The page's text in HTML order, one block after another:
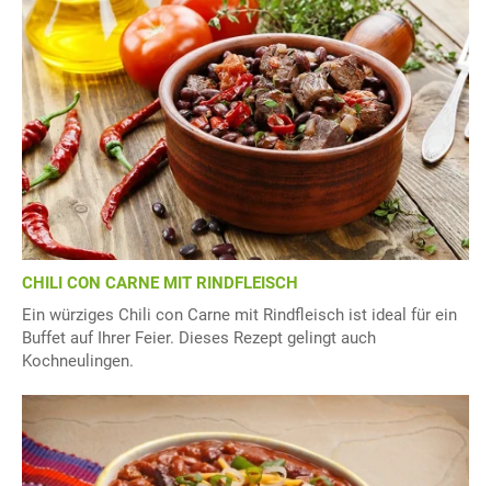
CHILI CON CARNE MIT RINDFLEISCH
Ein würziges Chili con Carne mit Rindfleisch ist ideal für ein
Buffet auf Ihrer Feier. Dieses Rezept gelingt auch
Kochneulingen.